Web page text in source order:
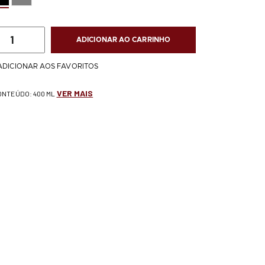
ADICIONAR AO CARRINHO
AOS FAVORITOS
400 ML VER MAIS